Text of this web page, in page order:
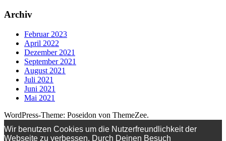
Archiv
Februar 2023
April 2022
Dezember 2021
September 2021
August 2021
Juli 2021
Juni 2021
Mai 2021
WordPress-Theme: Poseidon von ThemeZee.
Wir benutzen Cookies um die Nutzerfreundlichkeit der
Webseite zu verbessen. Durch Deinen Besuch